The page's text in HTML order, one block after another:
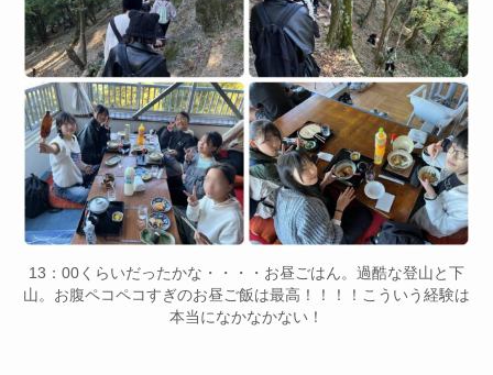
13：00くらいだったかな・・・・お昼ごはん。過酷な登山と下
山。お腹ペコペコすぎのお昼ご飯は最高！！！！こういう経験は
本当になかなかない！